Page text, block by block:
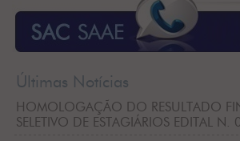
Últimas Notícias
HOMOLOGAÇÃO DO RESULTADO
SELETIVO DE ESTAGIÁRIOS EDITAL